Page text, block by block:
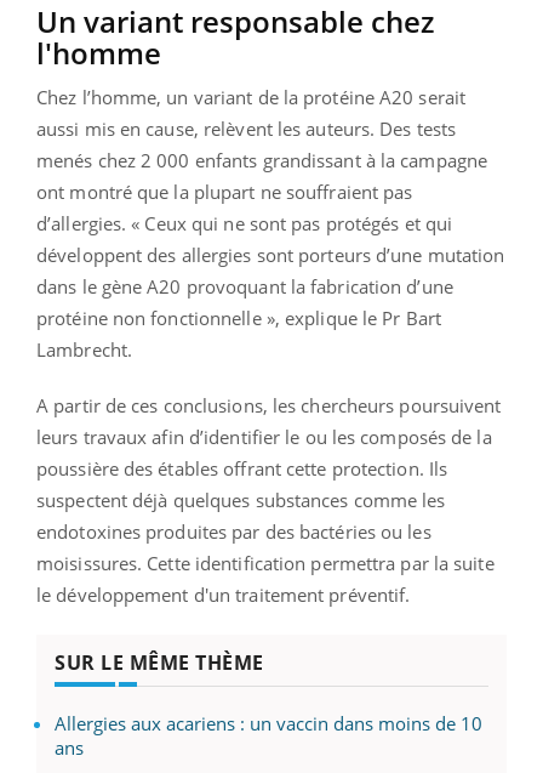
Un variant responsable chez
l'homme
Chez l’homme, un variant de la protéine A20 serait
aussi mis en cause, relèvent les auteurs. Des tests
menés chez 2 000 enfants grandissant à la campagne
ont montré que la plupart ne souffraient pas
d’allergies. « Ceux qui ne sont pas protégés et qui
développent des allergies sont porteurs d’une mutation
dans le gène A20 provoquant la fabrication d’une
protéine non fonctionnelle », explique le Pr Bart
Lambrecht.
A partir de ces conclusions, les chercheurs poursuivent
leurs travaux afin d’identifier le ou les composés de la
poussière des étables offrant cette protection. Ils
suspectent déjà quelques substances comme les
endotoxines produites par des bactéries ou les
moisissures. Cette identification permettra par la suite
le développement d'un traitement préventif.
SUR LE MÊME THÈME
Allergies aux acariens : un vaccin dans moins de 10
ans